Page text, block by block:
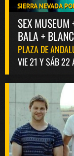
SIERRA NEVADA
SEX
BALA +
PLAZA DE
VIE 21 Y SÁB 22